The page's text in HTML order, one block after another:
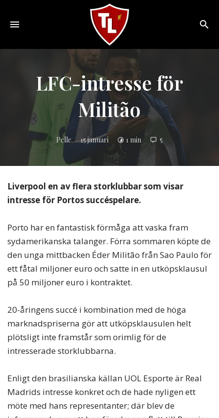
Sveriges
största
Liverpool
online
magazine!
LFC-intresse för
Militão
Pelle 15 januari 1 min 5
Liverpool en av flera storklubbar som visar
intresse för Portos succéspelare.
Porto har en fantastisk förmåga att vaska fram
sydamerikanska talanger. Förra sommaren köpte de
den unga mittbacken Éder Militão från Sao Paulo för
ett fåtal miljoner euro och satte in en utköpsklausul
på 50 miljoner euro i kontraktet.
20-åringens succé i kombination med de höga
marknadspriserna gör att utköpsklausulen helt
plötsligt inte framstår som orimlig för de
intresserade storklubbarna.
Enligt den brasilianska källan UOL Esporte är Real
Madrids intresse konkret och de hade nyligen ett
möte med hans representanter; där blev de